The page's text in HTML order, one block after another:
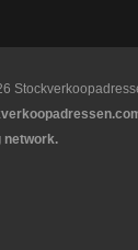
network.